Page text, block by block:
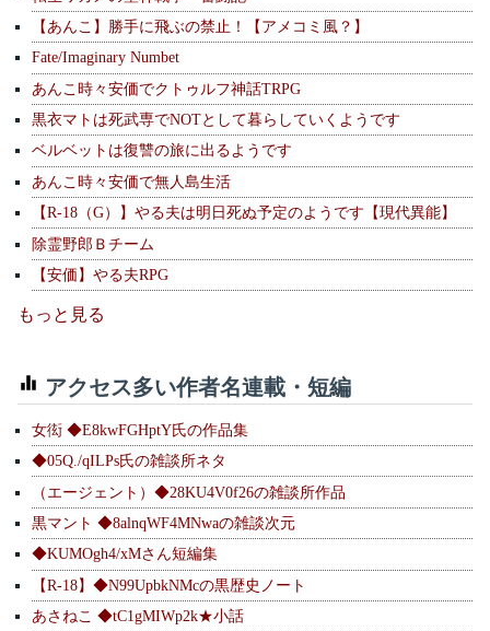
【あんこ】勝手に飛ぶの禁止！【アメコミ風？】
Fate/Imaginary Numbet
あんこ時々安価でクトゥルフ神話TRPG
黒衣マトは死武専でNOTとして暮らしていくようです
ベルベットは復讐の旅に出るようです
あんこ時々安価で無人島生活
【R-18（G）】やる夫は明日死ぬ予定のようです【現代異能】
除霊野郎Ｂチーム
【安価】やる夫RPG
もっと見る
アクセス多い作者名連載・短編
女衒 ◆E8kwFGHptY氏の作品集
◆05Q./qILPs氏の雑談所ネタ
（エージェント）◆28KU4V0f26の雑談所作品
黒マント ◆8alnqWF4MNwaの雑談次元
◆KUMOgh4/xMさん短編集
【R-18】◆N99UpbkNMcの黒歴史ノート
あさねこ ◆tC1gMIWp2k★小話